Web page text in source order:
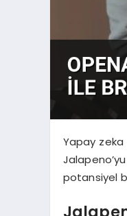
Yapay
potansiyel